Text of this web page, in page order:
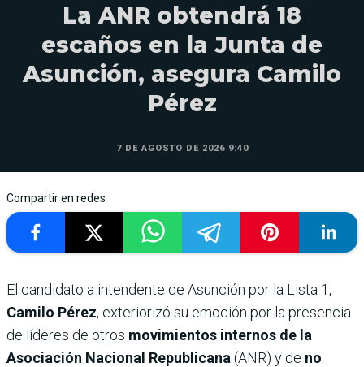
La ANR obtendrá 18
escaños en la Junta de
Asunción, asegura Camilo
Pérez
7 DE AGOSTO DE 2026 9:40
Compartir en redes
El candidato a intendente de Asunción por la Lista 1,
Camilo Pérez, exteriorizó su emoción por la presencia
de líderes de otros movimientos internos de la
Asociación Nacional Republicana (ANR) y de no